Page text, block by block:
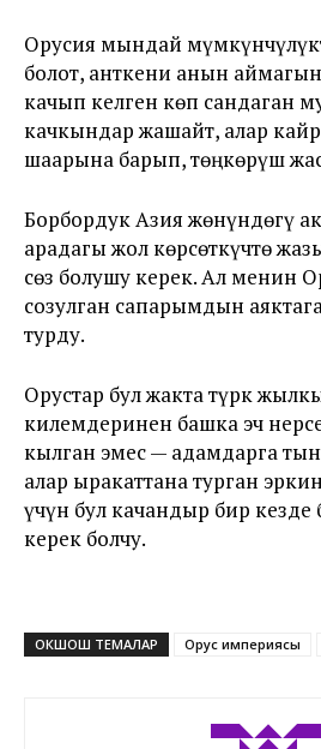
Орусия мындай
болот, анткени анын
качып келген көп сандаган
качкындар жашайт, алар
шаарына барып, төңкөрүш
Борбордук Азия жөнүндөгү
арадагы жол көрсөткүчтө
сөз болушу керек. Ал менин
созулган сапарымдын
турду.
Орустар бул жакта түрк
килемдеринен башка эч
кылган эмес — адамдарга
алар ыракаттана турган
үчүн бул качандыр бир
керек болчу.
ОКШОШ ТЕМАЛАР Орус империясы